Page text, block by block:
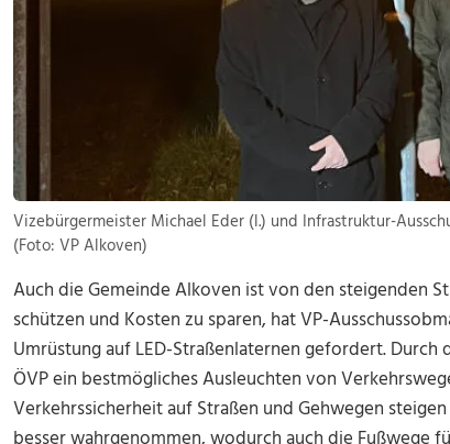
Vizebürgermeister Michael Eder (l.) und Infrastruktur-
(Foto: VP Alkoven)
Auch die Gemeinde Alkoven ist von den steigenden
schützen und Kosten zu sparen, hat VP-
Umrüstung auf LED-Straßenlaternen gefordert.
ÖVP ein bestmögliches Ausleuchten von
Verkehrssicherheit auf Straßen und Gehwegen